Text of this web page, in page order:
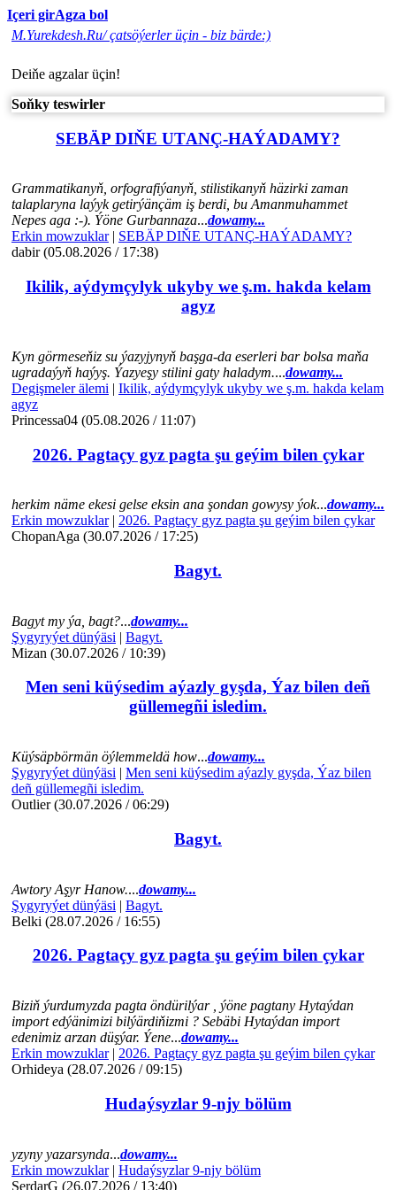
Içeri girAgza bol
M.Yurekdesh.Ru/ çatsöýerler üçin - biz bärde:)
Deiňe agzalar üçin!
Soňky teswirler
SEBÄP DIŇE UTАNÇ-HАÝADАMY?
Grammatikanyň, orfografiýanyň, stilistikanyň häzirki zaman
talaplaryna laýyk getirýänçäm iş berdi, bu Amanmuhammet
Nepes aga :-). Ýöne Gurbannaza...dowamy...
Erkin mowzuklar| SEBÄP DIŇE UTАNÇ-HАÝADАMY?
dabir (05.08.2026 / 17:38)
Ikilik, aýdymçylyk ukyby we ş.m. hakda kelam
agyz
Kyn görmeseňiz su ýazyjynyň başga-da eserleri bar bolsa maňa
ugradaýyň haýyş. Ýazyeşy stilini gaty haladym....dowamy...
Degişmeler älemi | Ikilik, aýdymçylyk ukyby we ş.m. hakda kelam
agyz
Princessa04 (05.08.2026 / 11:07)
2026. Pagtaçy gyz pagta şu geýim bilen çykar
herkim näme ekesi gelse eksin ana şondan gowysy ýok...dowamy...
Erkin mowzuklar| 2026. Pagtaçy gyz pagta şu geýim bilen çykar
ChopanAga (30.07.2026 / 17:25)
Bagyt.
Bagyt my ýa, bagt?...dowamy...
Şygyryýet dünýäsi | Bagyt.
Mizan (30.07.2026 / 10:39)
Men seni küýsedim aýazly gyşda, Ýaz bilen deñ
güllemegñi isledim.
Küýsäpbörmän öýlemmeldä how...dowamy...
Şygyryýet dünýäsi | Men seni küýsedim aýazly gyşda, Ýaz bilen
deñ güllemegñi isledim.
Outlier (30.07.2026 / 06:29)
Bagyt.
Awtory Aşyr Hanow....dowamy...
Şygyryýet dünýäsi | Bagyt.
Belki (28.07.2026 / 16:55)
2026. Pagtaçy gyz pagta şu geýim bilen çykar
Biziň ýurdumyzda pagta öndürilýar , ýöne pagtany Hytaýdan
import edýänimizi bilýärdiňizmi ? Sebäbi Hytaýdan import
edenimiz arzan düşýar. Ýene...dowamy...
Erkin mowzuklar| 2026. Pagtaçy gyz pagta şu geýim bilen çykar
Orhideya (28.07.2026 / 09:15)
Hudaýsyzlar 9-njy bölüm
yzyny yazarsynda...dowamy...
Erkin mowzuklar| Hudaýsyzlar 9-njy bölüm
SerdarG (26.07.2026 / 13:40)